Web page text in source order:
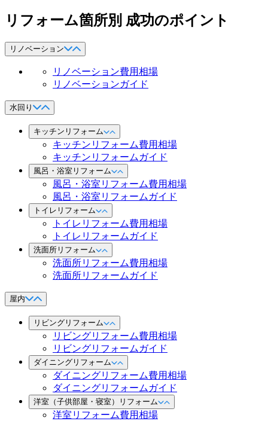
リフォーム箇所別 成功のポイント
リノベーション
リノベーション費用相場
リノベーションガイド
水回り
キッチンリフォーム
キッチンリフォーム費用相場
キッチンリフォームガイド
風呂・浴室リフォーム
風呂・浴室リフォーム費用相場
風呂・浴室リフォームガイド
トイレリフォーム
トイレリフォーム費用相場
トイレリフォームガイド
洗面所リフォーム
洗面所リフォーム費用相場
洗面所リフォームガイド
屋内
リビングリフォーム
リビングリフォーム費用相場
リビングリフォームガイド
ダイニングリフォーム
ダイニングリフォーム費用相場
ダイニングリフォームガイド
洋室（子供部屋・寝室）リフォーム
洋室リフォーム費用相場